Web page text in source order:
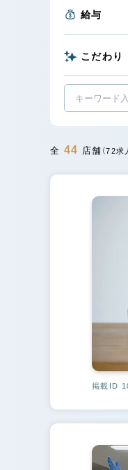
給与
こだわり
全 44 店舗 （72求
掲載ID